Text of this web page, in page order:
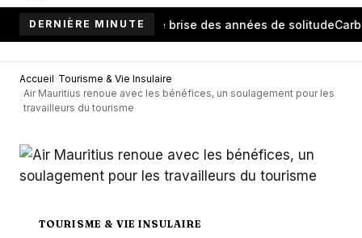
DERNIÈRE MINUTE
une cérémonie brise des années de solitude
Accueil Tourisme & Vie Insulaire
Air Mauritius renoue avec les bénéfices, un soulagement pour les
travailleurs du tourisme
TOURISME & VIE INSULAIRE